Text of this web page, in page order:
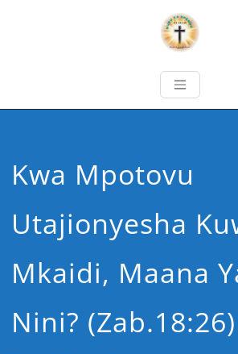
Kwa Mpotovu
Utajionyesha
Mkaidi, Maana
Nini? (Zab.18:26)